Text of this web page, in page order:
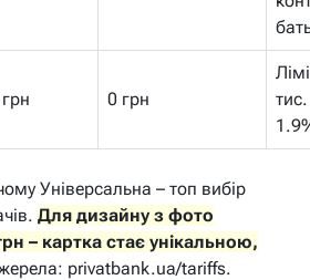
0 грн
Універсальна – топ вибір
Для дизайну з фото
– картка стає унікальною,
privatbank.ua/tariffs.